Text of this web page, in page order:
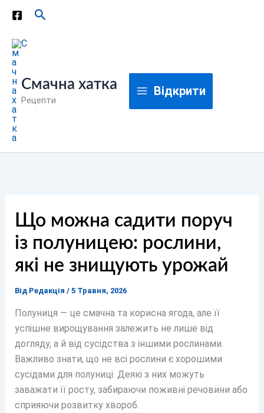
Перейти
вмісту
Пошук
Смачна хатка
Рецепти
Відкрити
Що можна садити поруч
із полуницею: рослини,
які не знищують урожай
Від Редакція / 5 Травня, 2026
Полуниця — це смачна та корисна ягода, але її
успішне вирощування залежить не лише від
догляду, а й від сусідства з іншими рослинами.
Важливо знати, що не всі рослини є хорошими
сусідами для полуниці. Деякі з них можуть
заважати її росту, забираючи поживні речовини або
сприяючи розвитку хвороб.